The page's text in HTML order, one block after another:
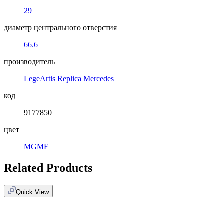
29
диаметр центрального отверстия
66.6
производитель
LegeArtis Replica Mercedes
код
9177850
цвет
MGMF
Related Products
Quick View